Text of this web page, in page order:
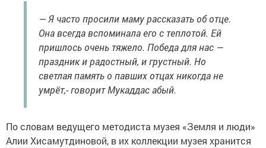
— Я часто просили маму рассказать об отце.
Она всегда вспоминала его с теплотой. Ей
пришлось очень тяжело. Победа для нас —
праздник и радостный, и грустный. Но
светлая память о павших отцах никогда не
умрёт,- говорит Мукаддас абый.
По словам ведущего методиста музея «Земля и люди»
Алии Хисамутдиновой, в их коллекции музея хранится